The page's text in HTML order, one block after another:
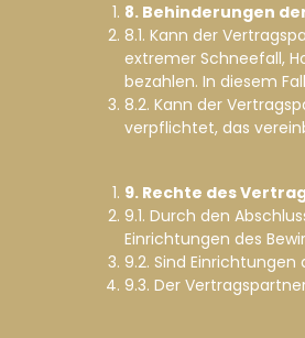
8. Behinderungen
8.1. Kann der
extremer Schneefall,
bezahlen. In diesem
8.2. Kann der
verpflichtet, das
9. Rechte des
9.1. Durch den
Einrichtungen des
9.2. Sind
9.3. Der